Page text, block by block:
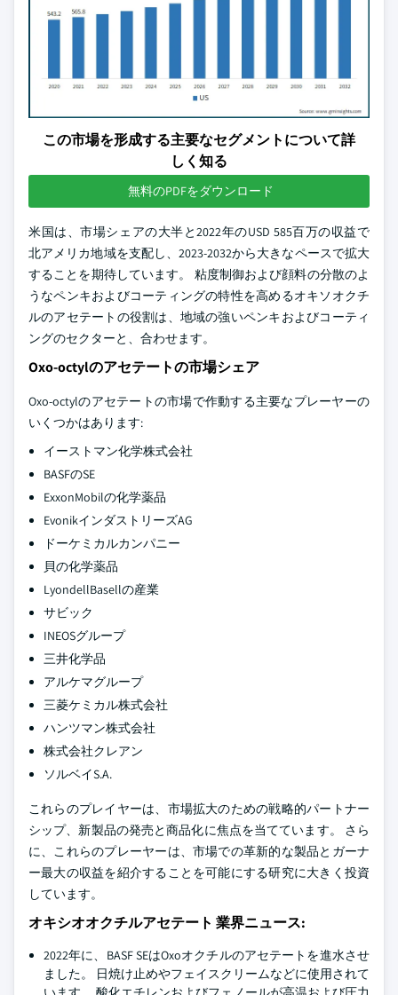
この市場を形成する主要なセグメントについて詳
しく知る
無料のPDFをダウンロード
米国は、市場シェアの大半と2022年のUSD 585百万の収益で
北アメリカ地域を支配し、2023-2032から大きなペースで拡大
することを期待しています。 粘度制御および顔料の分散のよ
うなペンキおよびコーティングの特性を高めるオキソオクチ
ルのアセテートの役割は、地域の強いペンキおよびコーティ
ングのセクターと、合わせます。
Oxo-octylのアセテートの市場シェア
Oxo-octylのアセテートの市場で作動する主要なプレーヤーの
いくつかはあります:
イーストマン化学株式会社
BASFのSE
ExxonMobilの化学薬品
EvonikインダストリーズAG
ドーケミカルカンパニー
貝の化学薬品
LyondellBasellの産業
サビック
INEOSグループ
三井化学品
アルケマグループ
三菱ケミカル株式会社
ハンツマン株式会社
株式会社クレアン
ソルベイS.A.
これらのプレイヤーは、市場拡大のための戦略的パートナー
シップ、新製品の発売と商品化に焦点を当てています。 さら
に、これらのプレーヤーは、市場での革新的な製品とガーナ
ー最大の収益を紹介することを可能にする研究に大きく投資
しています。
オキシオオクチルアセテート 業界ニュース:
2022年に、BASF SEはOxoオクチルのアセテートを進水させ
ました。 日焼け止めやフェイスクリームなどに使用されて